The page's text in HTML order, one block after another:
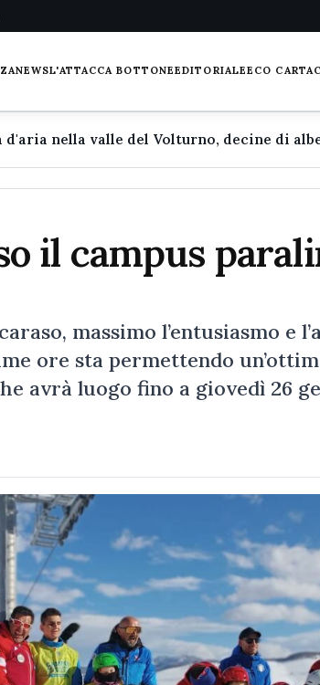
NEWSL'ATTACCA BOTTONEEDITORIALEECO
il campus
massimo l’entusiasmo e
ore sta permettendo
avrà luogo fino a giovedì 26